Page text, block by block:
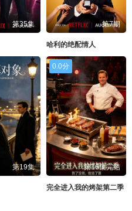
第35集 第7期
哈利的绝配情人
第19集
0.0分
第16集完结
完全进入我的烤架第二季